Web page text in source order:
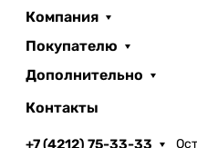
Компания
Покупателю
Дополнительно
Контакты
+7 (4212) 75-33-33